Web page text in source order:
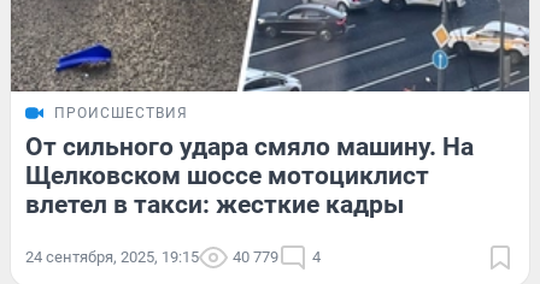
ПРОИСШЕСТВИЯ
От сильного удара смяло машину. На
Щелковском шоссе мотоциклист
влетел в такси: жесткие кадры
24 сентября, 2025, 19:15 40 779 4